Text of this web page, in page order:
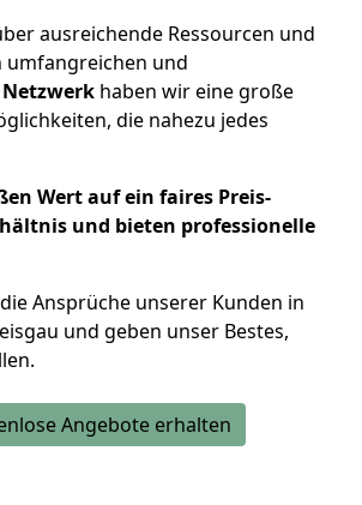
ausreichende Ressourcen und
umfangreichen und
haben wir eine große
die nahezu jedes
Wert auf ein faires Preis-
und bieten professionelle
Ansprüche unserer Kunden in
und geben unser Bestes,
Angebote erhalten